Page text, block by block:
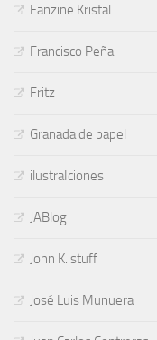
Fanzine Kristal
Francisco Peña
Fritz
Granada de papel
ilustraIciones
JABlog
John K. stuff
José Luis Munuera